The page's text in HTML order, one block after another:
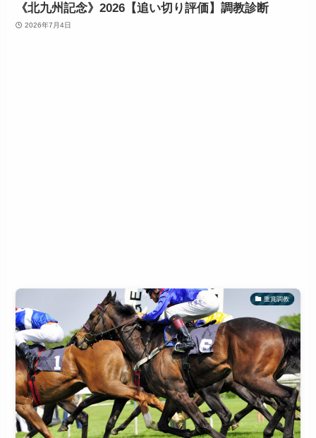
《北九州記念》2026【追い切り評価】調教診断
2026年7月4日
重賞調教